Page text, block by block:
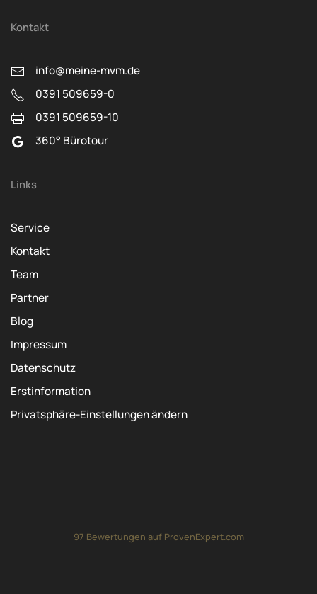
Kontakt
info@meine-mvm.de
0391 509659-0
0391 509659-10
360° Bürotour
Links
Service
Kontakt
Team
Partner
Blog
Impressum
Datenschutz
Erstinformation
Privatsphäre-Einstellungen ändern
97 Bewertungen auf ProvenExpert.com